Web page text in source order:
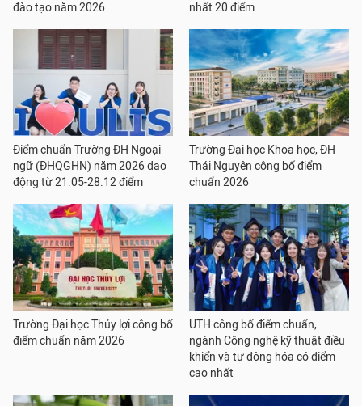
đào tạo năm 2026
nhất 20 điểm
Điểm chuẩn Trường ĐH Ngoại
ngữ (ĐHQGHN) năm 2026 dao
động từ 21.05-28.12 điểm
Trường Đại học Khoa học, ĐH
Thái Nguyên công bố điểm
chuẩn 2026
Trường Đại học Thủy lợi công bố
điểm chuẩn năm 2026
UTH công bố điểm chuẩn,
ngành Công nghệ kỹ thuật điều
khiển và tự động hóa có điểm
cao nhất